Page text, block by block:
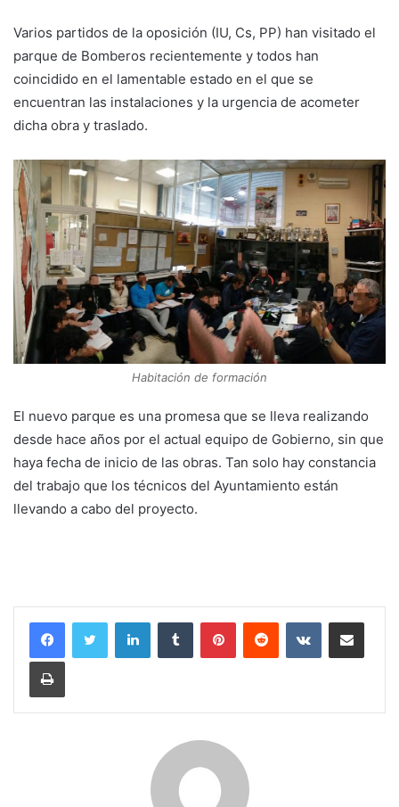
Varios partidos de la oposición (IU, Cs, PP) han visitado el
parque de Bomberos recientemente y todos han
coincidido en el lamentable estado en el que se
encuentran las instalaciones y la urgencia de acometer
dicha obra y traslado.
Habitación de formación
El nuevo parque es una promesa que se lleva realizando
desde hace años por el actual equipo de Gobierno, sin que
haya fecha de inicio de las obras. Tan solo hay constancia
del trabajo que los técnicos del Ayuntamiento están
llevando a cabo del proyecto.